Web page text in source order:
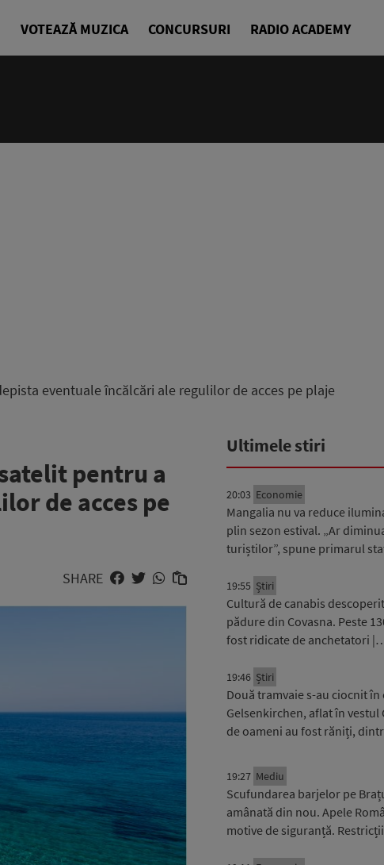
VOTEAZĂ MUZICA CONCURSURI RADIO ACADEMY
eventuale încălcări ale regulilor de acces pe plaje
pentru a
de acces pe
SHARE
Ultimele stiri
20:03 Economie
Mangalia nu va reduce
plin sezon estival. „Ar
turiștilor”, spune primarul
19:55 Știri
Cultură de canabis
pădure din Covasna. Peste
fost ridicate de anchetatori
19:46 Știri
Două tramvaie s-au ciocnit
Gelsenkirchen, aflat în vestul
de oameni au fost răniți,
19:27 Mediu
Scufundarea barjelor pe
amânată din nou. Apele
motive de siguranță.